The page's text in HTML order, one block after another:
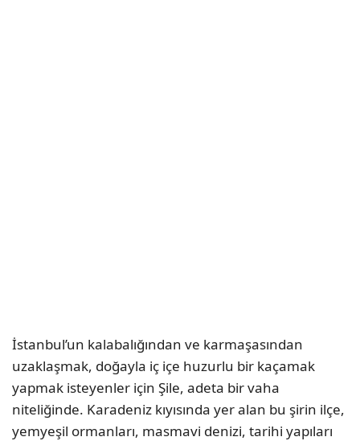
İstanbul’un kalabalığından ve karmaşasından
uzaklaşmak, doğayla iç içe huzurlu bir kaçamak
yapmak isteyenler için Şile, adeta bir vaha
niteliğinde. Karadeniz kıyısında yer alan bu şirin ilçe,
yemyeşil ormanları, masmavi denizi, tarihi yapıları